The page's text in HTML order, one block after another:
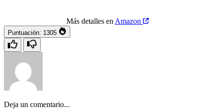
Más detalles en Amazon
Puntuación: 1305
Deja un comentario...